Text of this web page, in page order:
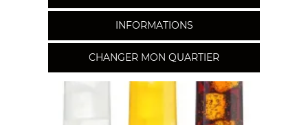
INFORMATIONS
CHANGER MON QUARTIER